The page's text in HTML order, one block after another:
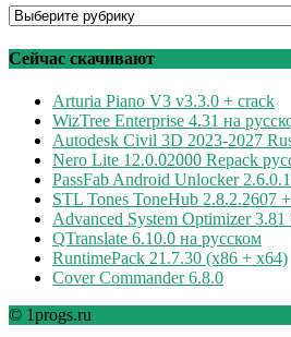
Программы
рубрикам
Сейчас скачивают
Arturia Piano V3 v3.3.0 + crack
WizTree Enterprise 4.31 на
Autodesk Civil 3D 2023-2027
Nero Lite 12.0.02000 Repack
PassFab Android Unlocker
STL Tones ToneHub 2.8.2.2607
Advanced System Optimizer
QTranslate 6.10.0 на русском
RuntimePack 21.7.30 (x86 + x64)
Cover Commander 6.8.0
© 1progs.ru